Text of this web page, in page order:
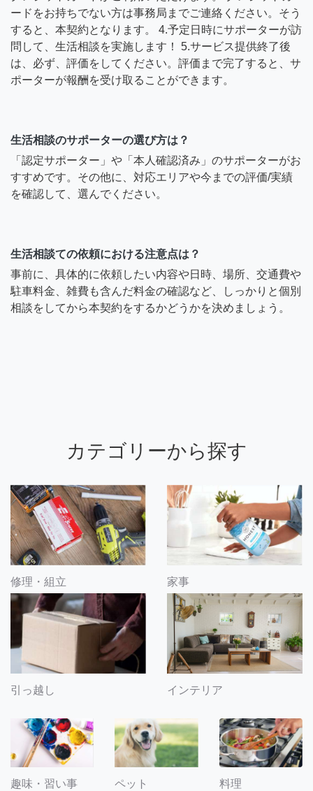
ードをお持ちでない方は事務局までご連絡ください。そう
すると、本契約となります。 4.予定日時にサポーターが訪
問して、生活相談を実施します！ 5.サービス提供終了後
は、必ず、評価をしてください。評価まで完了すると、サ
ポーターが報酬を受け取ることができます。
生活相談のサポーターの選び方は？
「認定サポーター」や「本人確認済み」のサポーターがお
すすめです。その他に、対応エリアや今までの評価/実績
を確認して、選んでください。
生活相談ての依頼における注意点は？
事前に、具体的に依頼したい内容や日時、場所、交通費や
駐車料金、雑費も含んだ料金の確認など、しっかりと個別
相談をしてから本契約をするかどうかを決めましょう。
カテゴリーから探す
修理・組立 家事
引っ越し インテリア
趣味・習い事 ペット 料理